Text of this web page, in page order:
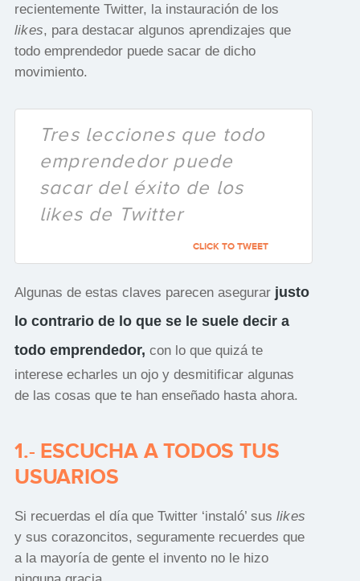
recientemente Twitter, la instauración de los
likes, para destacar algunos aprendizajes que
todo emprendedor puede sacar de dicho
movimiento.
Tres lecciones que todo
emprendedor puede
sacar del éxito de los
likes de Twitter
CLICK TO TWEET
Algunas de estas claves parecen asegurarjusto
lo contrario de lo que se le suele decir a
todo emprendedor, con lo que quizá te
interese echarles un ojo y desmitificar algunas
de las cosas que te han enseñado hasta ahora.
1.- ESCUCHA A TODOS TUS
USUARIOS
Si recuerdas el día que Twitter ‘instaló’ sus likes
y sus corazoncitos, seguramente recuerdes que
a la mayoría de gente el invento no le hizo